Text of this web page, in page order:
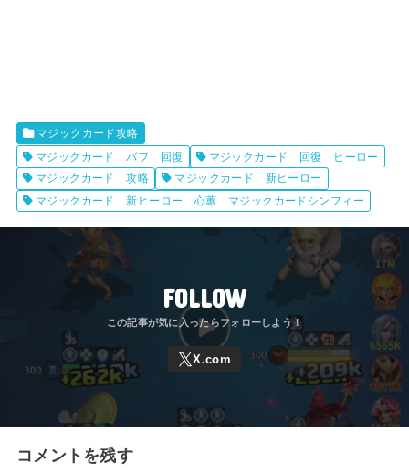
マジックカード攻略
マジックカード バフ 回復
マジックカード 回復 ヒーロー
マジックカード 攻略
マジックカード 新ヒーロー
マジックカード 新ヒーロー 心蕙 マジックカードシンフィー
FOLLOW
コメントを残す